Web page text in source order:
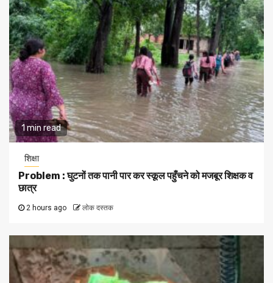
1 min read
शिक्षा
Problem : घुटनों तक पानी पार कर स्कूल पहुँचने को मजबूर शिक्षक व
छात्र
2 hours ago लोक दस्तक